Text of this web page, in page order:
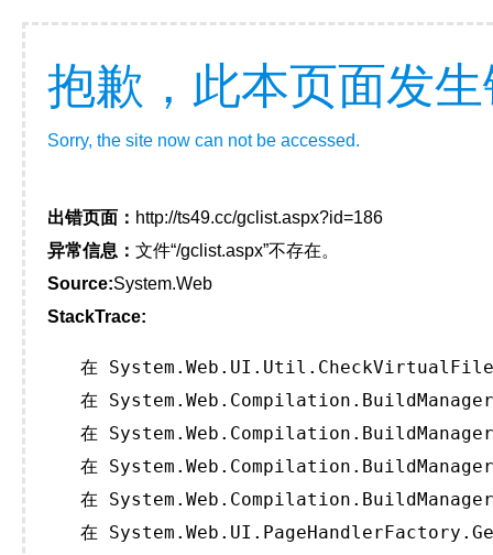
抱歉，此本页面发
Sorry, the site now can not be accessed.
出错页面： http://ts49.cc/gclist.aspx?id=186
异常信息： 文件“/gclist.aspx”不存在。
Source:System.Web
StackTrace:
在
在
在
在
在
在